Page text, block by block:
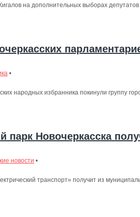
на дополнительных выборах
•
народных избранника покинули группу
парк Новочеркасска
новости •
транспорт» получит из